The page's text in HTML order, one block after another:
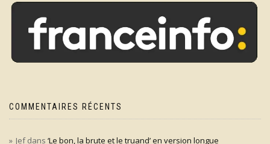
COMMENTAIRES RÉCENTS
Jefdans ‘Le bon, la brute et le truand’ en version longue